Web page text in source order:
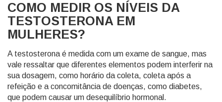
COMO MEDIR OS NÍVEIS DA
TESTOSTERONA EM
MULHERES?
A testosterona é medida com um exame de sangue, mas
vale ressaltar que diferentes elementos podem interferir na
sua dosagem, como horário da coleta, coleta após a
refeição e a concomitância de doenças, como diabetes,
que podem causar um desequilíbrio hormonal.